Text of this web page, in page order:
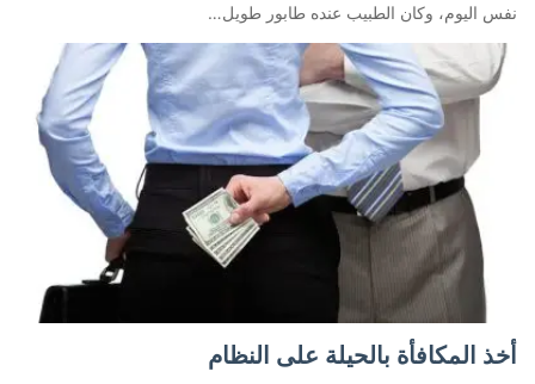
نفس اليوم، وكان الطبيب عنده طابور طويل…
أخذ المكافأة بالحيلة على النظام